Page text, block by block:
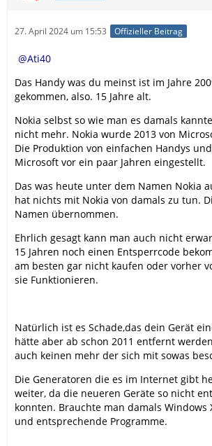
27. April 2024 um 15:53 Offizieller Beitrag
Ati40
Das Handy was du meinst ist im Jahre
gekommen, also. 15 Jahre alt.
Nokia selbst so wie man es damals
nicht mehr. Nokia wurde 2013 von
Die Produktion von einfachen Handys
Microsoft vor ein paar Jahren eingestellt.
Das was heute unter dem Namen Nokia
hat nichts mit Nokia von damals zu tun.
Namen übernommen.
Ehrlich gesagt kann man auch nicht
15 Jahren noch einen Entsperrcode
am besten gar nicht kaufen oder vorher
sie Funktionieren.
Natürlich ist es Schade,das dein Gerät
hätte aber ab schon 2011 entfernt
auch keinen mehr der sich mit sowas
Die Generatoren die es im Internet gibt
weiter, da die neueren Geräte so nicht
konnten. Brauchte man damals Windows
und entsprechende Programme.